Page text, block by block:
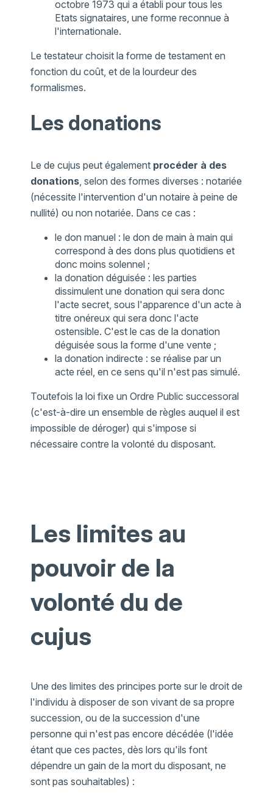
octobre 1973 qui a établi pour tous les
Etats signataires, une forme reconnue à
l'internationale.
Le testateur choisit la forme de testament en
fonction du coût, et de la lourdeur des
formalismes.
Les donations
Le de cujus peut également procéder à des
donations, selon des formes diverses : notariée
(nécessite l'intervention d'un notaire à peine de
nullité) ou non notariée. Dans ce cas :
le don manuel : le don de main à main qui
correspond à des dons plus quotidiens et
donc moins solennel ;
la donation déguisée : les parties
dissimulent une donation qui sera donc
l'acte secret, sous l'apparence d'un acte à
titre onéreux qui sera donc l'acte
ostensible. C'est le cas de la donation
déguisée sous la forme d'une vente ;
la donation indirecte : se réalise par un
acte réel, en ce sens qu'il n'est pas simulé.
Toutefois la loi fixe un Ordre Public successoral
(c'est-à-dire un ensemble de règles auquel il est
impossible de déroger) qui s'impose si
nécessaire contre la volonté du disposant.
Les limites au
pouvoir de la
volonté du de
cujus
Une des limites des principes porte sur le droit de
l'individu à disposer de son vivant de sa propre
succession, ou de la succession d'une
personne qui n'est pas encore décédée (l'idée
étant que ces pactes, dès lors qu'ils font
dépendre un gain de la mort du disposant, ne
sont pas souhaitables) :